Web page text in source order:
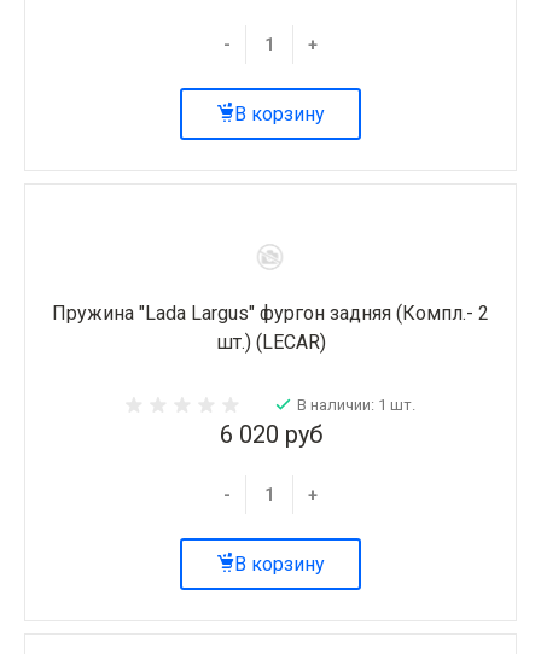
- +
В корзину
Пружина "Lada Largus" фургон задняя (Компл.- 2
шт.) (LECAR)
В наличии: 1 шт.
6 020 руб
- +
В корзину